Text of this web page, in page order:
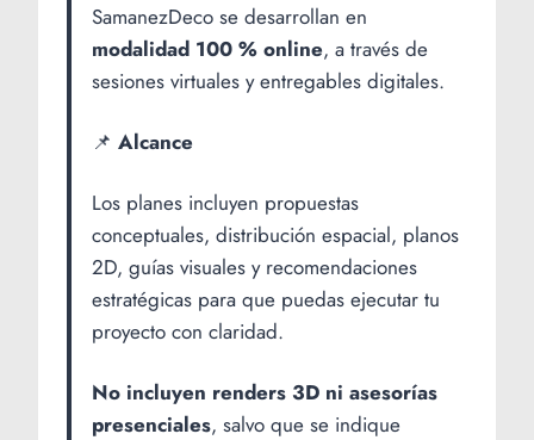
SamanezDeco se desarrollan en
modalidad 100 % online, a través de
sesiones virtuales y entregables digitales.
📌 Alcance
Los planes incluyen propuestas
conceptuales, distribución espacial, planos
2D, guías visuales y recomendaciones
estratégicas para que puedas ejecutar tu
proyecto con claridad.
No incluyen renders 3D ni asesorías
presenciales, salvo que se indique